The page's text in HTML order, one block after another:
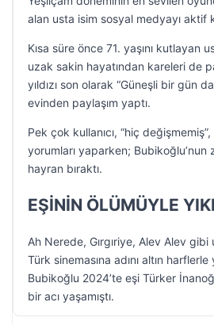
alan usta isim sosyal medyayı aktif
Kısa süre önce 71. yaşını kutlayan
uzak sakin hayatından kareleri de
yıldızı son olarak “Güneşli bir gün
evinden paylaşım yaptı.
Pek çok kullanıcı, “hiç
yorumları yaparken;
hayran bıraktı.
EŞİNİN ÖLÜMÜYLE
Ah Nerede, Gırgıriye, Alev Alev
Türk sinemasına adını altın
Bubikoğlu 2024’te eşi Türker
bir acı yaşamıştı.